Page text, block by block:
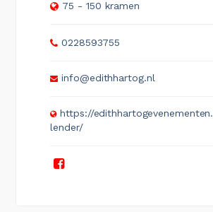
75 - 150 kramen
0228593755
info@edithhartog.nl
https://
lender/